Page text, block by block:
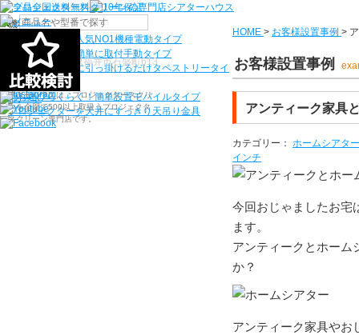
HOME > お客様設置事例 >
お客様設置事例
アンティーク家具
カテゴリー： ホームシアター
インチ
今回おじゃましたお宅
ます。
アンティークとホーム
か？
アンティーク家具やお
機種から選ぶ
シアターハウス人気NO1機種電動タイプ
電源工事なしで簡単に取付手動タイプ
ネジ付きフックに引っ掛けるだけタペストリータイ
プ
持ち運びらくらく！簡単設置モバイルタイプ
プロジェクターを天井にすっきり 天吊り金具
〒910-0122 福井県福井市石盛町613
シアターハウスは、プロジェクタースクリ
ーンを全部で500以上取扱うプロジェクタ
ースクリーン専門店です。